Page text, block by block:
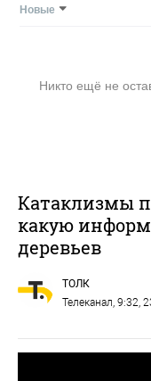
Новые
Никто ещё не
Катаклизмы
какую
деревьев
ТОЛК
Телеканал, 9:32,